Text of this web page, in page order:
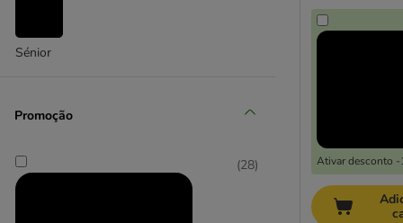
Affinity Brekkies
Affinity Libra
Animonda
Brit
Sénior
Promoção
(28) Ativar desconto -